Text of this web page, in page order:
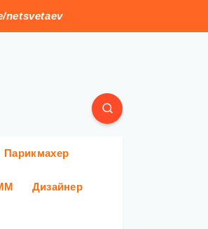
netsvetaev
Парикмахер
Дизайнер